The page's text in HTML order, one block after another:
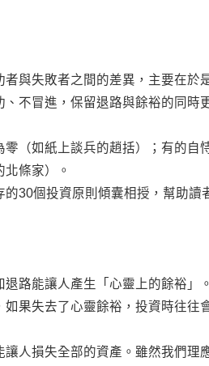
與失敗者之間的差異，主要在於
不冒進，保留退路與餘裕的同時
（如紙上談兵的趙括）；有的自
條家）。
30個投資原則傾囊相授，幫助讀
路能讓人產生「心靈上的餘裕」
果失去了心靈餘裕，投資時往往
人損失全部的資產。雖然我們理